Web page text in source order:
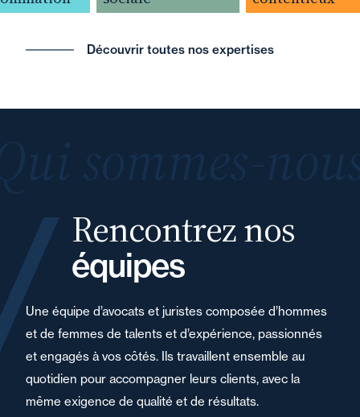
Découvrir toutes nos expertises
Rencontrez nos
équipes
Une équipe d’avocats et juristes composée d’hommes
et de femmes de talents et d’expérience, passionnés
et engagés à vos côtés. Ils travaillent ensemble au
quotidien pour accompagner leurs clients, avec la
même exigence de qualité et de résultats.